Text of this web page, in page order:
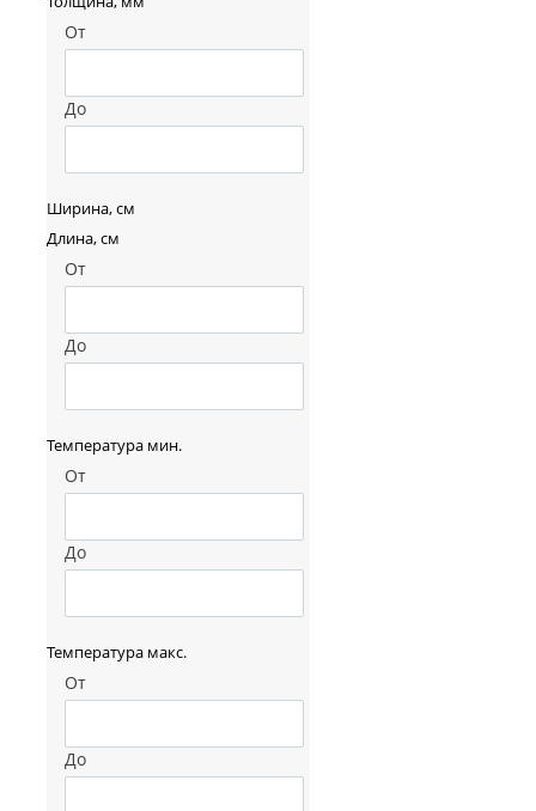
От
До
Ширина, см
Длина, см
От
До
Температура мин.
От
До
Температура макс.
От
До